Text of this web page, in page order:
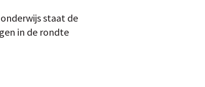
staat de
in de rondte